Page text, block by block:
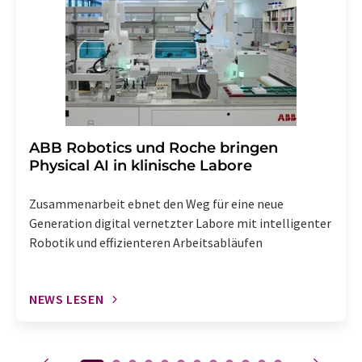
Abbestellung des entsprechenden Newsletters
enthalten.
​​​​​​​ABB Robotics und Roche bringen
Physical AI in klinische Labore
Zusammenarbeit ebnet den Weg für eine neue
Generation digital vernetzter Labore mit intelligenter
Robotik und effizienteren Arbeitsabläufen
NEWS LESEN